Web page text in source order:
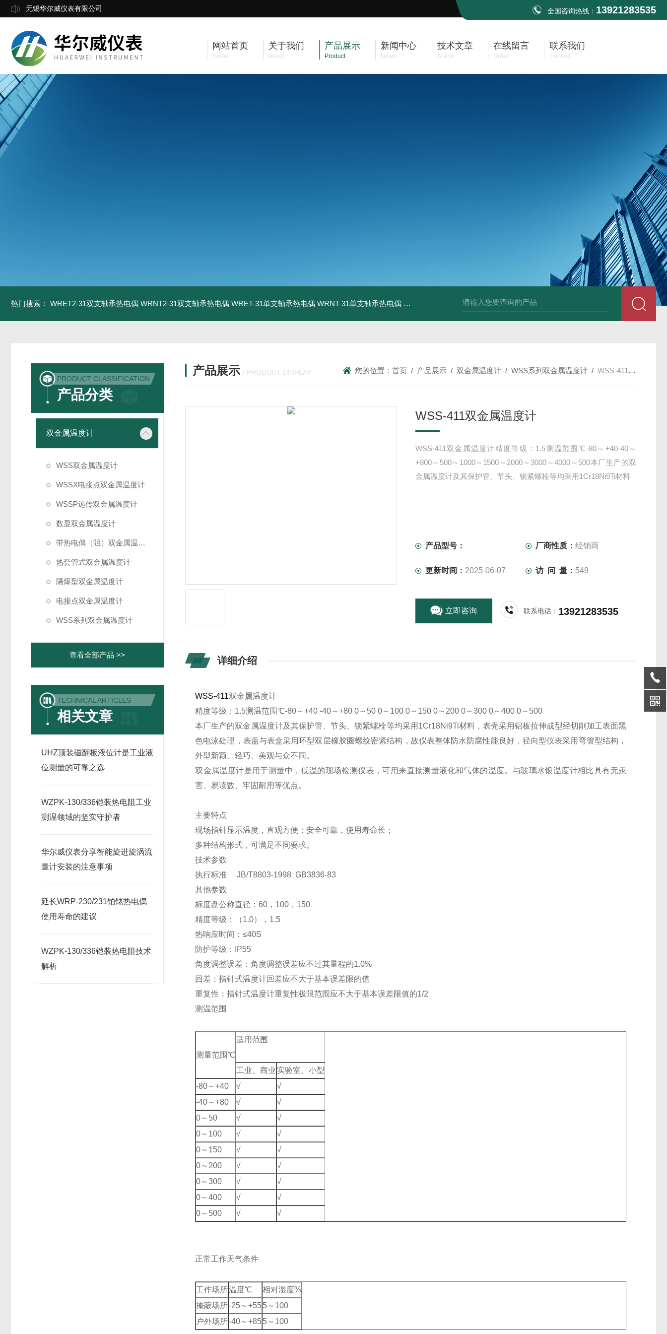
无锡华尔威仪表有限公司 全国咨询热线： 13921283535
网站首页
Home
关于我们
About
产品展示
Product
新闻中心
News
技术文章
Article
在线留言
Order
联系我们
Contact
热门搜索： WRET2-31双支轴承热电偶 WRNT2-31双支轴承热电偶 WRET-31单支轴承热电偶 WRNT-31单支轴承热电偶 WZP-731套管式热电阻 WZP2-731套管式热电阻 塑料液面计
PRODUCT CLASSIFICATION
产品分类
双金属温度计
WSS双金属温度计
WSSX电接点双金属温度计
WSSP远传双金属温度计
数显双金属温度计
带热电偶（阻）双金属温度计
热套管式双金属温度计
隔爆型双金属温度计
电接点双金属温度计
WSS系列双金属温度计
查看全部产品 >>
TECHNICAL ARTICLES
相关文章
UHZ顶装磁翻板液位计是工业液
位测量的可靠之选
WZPK-130/336铠装热电阻工业
测温领域的坚实守护者
华尔威仪表分享智能旋进旋涡流
量计安装的注意事项
延长WRP-230/231铂铑热电偶
使用寿命的建议
WZPK-130/336铠装热电阻技术
解析
产品展示 / PRODUCT DISPLAY 您的位置：首页 / 产品展示 / 双金属温度计 /WSS系列双金属温度计 /WSS-411双金属温度计
WSS-411双金属温度计
WSS-411双金属温度计精度等级：1.5测温范围℃-80～+40-40～
+800～500～1000～1500～2000～3000～4000～500本厂生产的双
金属温度计及其保护管、节头、锁紧螺栓等均采用1Cr18Ni9Ti材料
产品型号： 厂商性质：经销商
更新时间： 2025-06-07 访 问 量： 549
立即咨询 联系电话： 13921283535
详细介绍
WSS-411双金属温度计
精度等级：1.5测温范围℃-80～+40 -40～+80 0～50 0～100 0～150 0～200 0～300 0～400 0～500
本厂生产的双金属温度计及其保护管、节头、锁紧螺栓等均采用1Cr18Ni9Ti材料，表壳采用铝板拉伸成型经切削加工表面黑
色电泳处理，表盖与表盒采用环型双层橡胶圈螺纹密紧结构，故仪表整体防水防腐性能良好，径向型仪表采用弯管型结构，
外型新颖、轻巧、美观与众不同。
双金属温度计是用于测量中，低温的现场检测仪表，可用来直接测量液化和气体的温度。与玻璃水银温度计相比具有无汞
害、易读数、牢固耐用等优点。
主要特点
现场指针显示温度，直观方便；安全可靠，使用寿命长；
多种结构形式，可满足不同要求。
技术参数
执行标准 JB/T8803-1998 GB3836-83
其他参数
标度盘公称直径：60，100，150
精度等级：（1.0），1.5
热响应时间：≤40S
防护等级：IP55
角度调整误差：角度调整误差应不过其量程的1.0%
回差：指针式温度计回差应不大于基本误差限的值
重复性：指针式温度计重复性极限范围应不大于基本误差限值的1/2
测温范围
测量范围℃
适用范围
工业、商业 实验室、小型
-80～+40
√
√
-40～+80
√
√
0～50
√
√
0～100
√
√
0～150
√
√
0～200
√
√
0～300
√
√
0～400
√
√
0～500
√ √
正常工作天气条件
工作场所温度℃
相对湿度%
掩蔽场所-25～+555～100
户外场所-40～+855～100